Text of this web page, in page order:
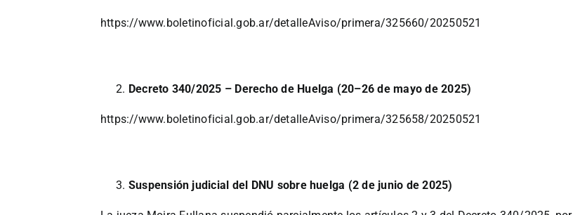
https://www.boletinoficial.gob.ar/detalleAviso/primera/325660/20250521
Decreto 340/2025 – Derecho de Huelga (20–26 de mayo de 2025)
https://www.boletinoficial.gob.ar/detalleAviso/primera/325658/20250521
Suspensión judicial del DNU sobre huelga (2 de junio de 2025)